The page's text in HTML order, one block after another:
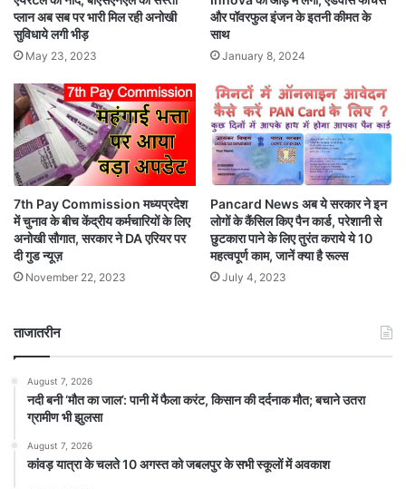
प्लान अब सब पर भारी मिल रही अनोखी
सुविधाये लगी भीड़
May 23, 2023
और पॉवरफुल इंजन के इतनी कीमत के
साथ
January 8, 2024
7th Pay Commission मध्यप्रदेश
में चुनाव के बीच केंद्रीय कर्मचारियों के लिए
अनोखी सौगात, सरकार ने DA एरियर पर
दी गुड न्यूज़
November 22, 2023
Pancard News अब ये सरकार ने इन
लोगों के कैंसिल किए पैन कार्ड, परेशानी से
छुटकारा पाने के लिए तुरंत कराये ये 10
महत्वपूर्ण काम, जानें क्या है रूल्स
July 4, 2023
ताजातरीन
August 7, 2026
​नदी बनी ‘मौत का जाल’: पानी में फैला करंट, किसान की दर्दनाक मौत; बचाने उतरा
ग्रामीण भी झुलसा
August 7, 2026
कांवड़ यात्रा के चलते 10 अगस्त को जबलपुर के सभी स्कूलों में अवकाश